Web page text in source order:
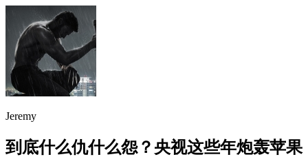
Jeremy
到底什么仇什么怨？央视这些年炮轰苹果